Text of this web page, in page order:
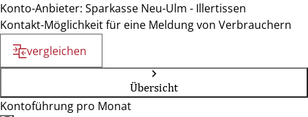
Konto-Anbieter: Sparkasse Neu-Ulm - Illertissen
Kontakt-Möglichkeit für eine Meldung von Verbrauchern
vergleichen
Übersicht
Kontoführung pro Monat